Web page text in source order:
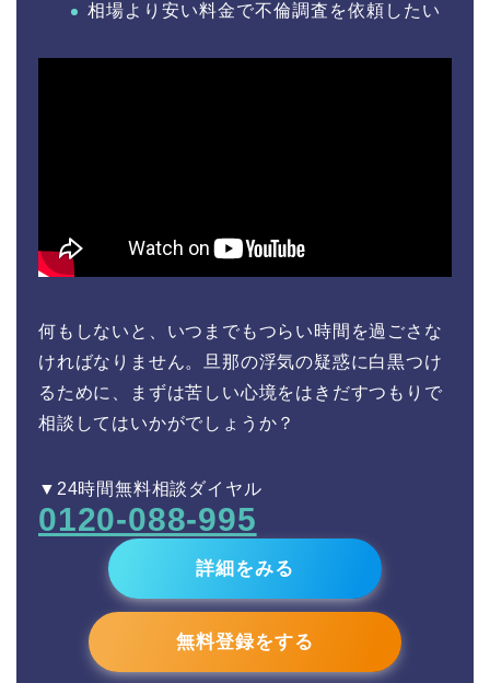
相場より安い料金で不倫調査を依頼したい
何もしないと、いつまでもつらい時間を過ごさな
ければなりません。旦那の浮気の疑惑に白黒つけ
るために、まずは苦しい心境をはきだすつもりで
相談してはいかがでしょうか？
▼24時間無料相談ダイヤル
0120-088-995
詳細をみる
無料登録をする